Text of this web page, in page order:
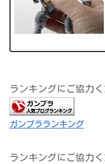
ランキングにご協力く
ガンプラランキング
ランキングにご協力く